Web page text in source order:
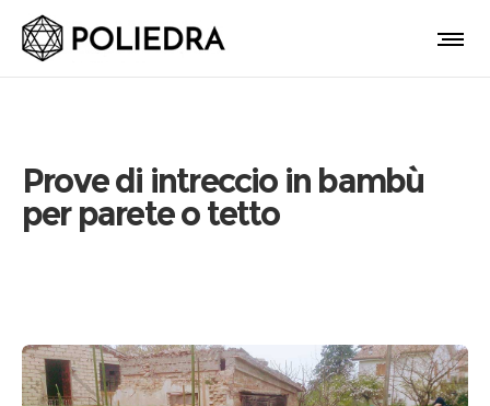
Prove di intreccio in bambù
per parete o tetto